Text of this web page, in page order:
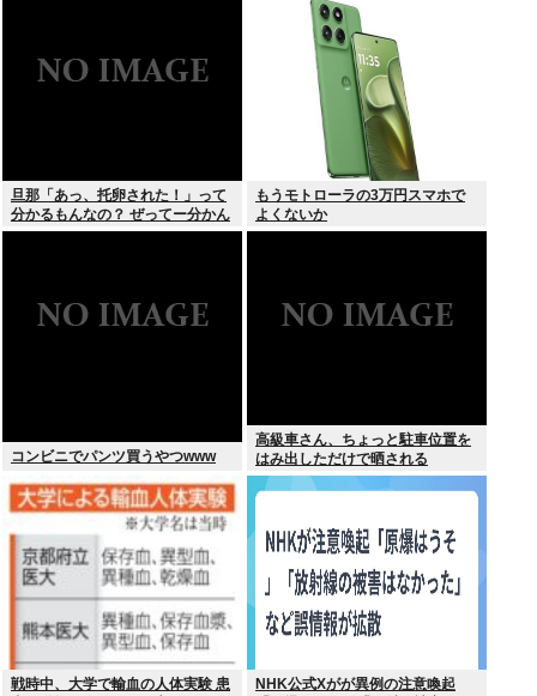
旦那「あっ、托卵された！」って
分かるもんなの？ ぜってー分かん
ないだろ。
もうモトローラの3万円スマホで
よくないか
コンビニでパンツ買うやつwww
高級車さん、ちょっと駐車位置を
はみ出しただけで晒される
wwwWwwWWw
戦時中、大学で輸血の人体実験 患
NHK公式Xがが異例の注意喚起